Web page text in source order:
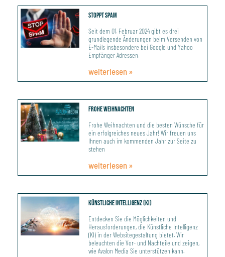
Stoppt Spam
Seit dem 01. Februar 2024 gibt es drei
grundlegende Änderungen beim Versenden von
E-Mails insbesondere bei Google und Yahoo
Empfänger Adressen.
weiterlesen »
Frohe Weihnachten
Frohe Weihnachten und die besten Wünsche für
ein erfolgreiches neues Jahr! Wir freuen uns
Ihnen auch im kommenden Jahr zur Seite zu
stehen
weiterlesen »
Künstliche Intelligenz (KI)
Entdecken Sie die Möglichkeiten und
Herausforderungen, die Künstliche Intelligenz
(KI) in der Websitegestaltung bietet. Wir
beleuchten die Vor- und Nachteile und zeigen,
wie Avalon Media Sie unterstützen kann.